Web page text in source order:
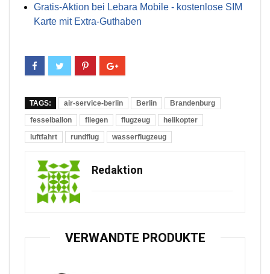
Gratis-Aktion bei Lebara Mobile - kostenlose SIM
Karte mit Extra-Guthaben
TAGS: air-service-berlin Berlin
Brandenburg
fesselballon
fliegen flugzeug
helikopter
luftfahrt
rundflug wasserflugzeug
Redaktion
VERWANDTE PRODUKTE